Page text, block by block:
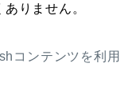
りません。
コンテンツを利用